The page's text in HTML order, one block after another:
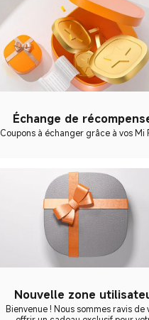
Échange de
Coupons à échanger grâce à vos Mi
Nouvelle zone
Bienvenue ! Nous sommes ravis de